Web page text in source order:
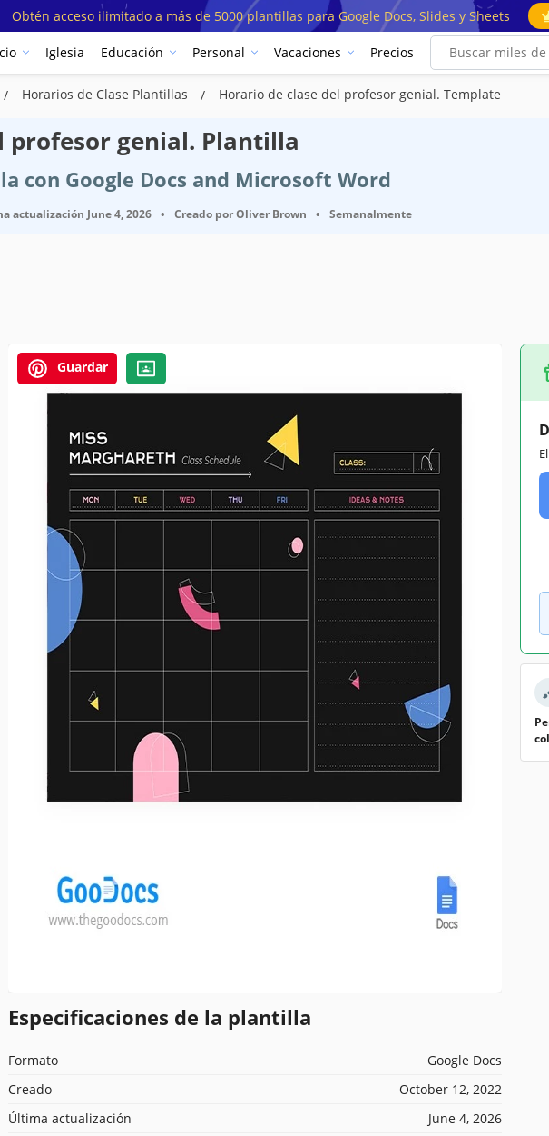
Obtén acceso ilimitado a más de 5000 plantillas para Google Docs, Slides y Sheets
Iglesia Educación Personal Vacaciones Precios
Horarios de Clase Plantillas Horario de clase del profesor genial. Template
profesor genial. Plantilla
con Google Docs and Microsoft Word
actualización June 4, 2026 • Creado porOliver Brown • Semanalmente
Guardar
Especificaciones de la plantilla
Formato
Google Docs
Creado
October 12, 2022
Última actualización
June 4, 2026